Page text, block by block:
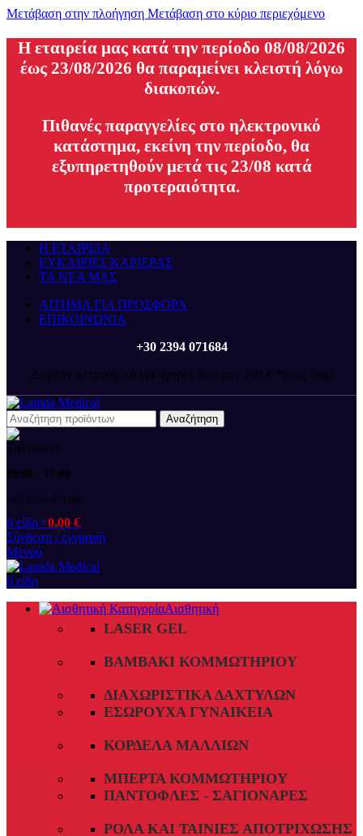
Μετάβαση στην πλοήγηση Μετάβαση στο κύριο περιεχόμενο
H εταιρεία μας κατά την περίοδο 08/08/2026
έως 23/08/2026 θα παραμείνει κλειστή λόγω
διακοπών.
Πιθανές παραγγελίες στο ηλεκτρονικό
κατάστημα, εκείνη την περίοδο, θα
εξυπηρετηθούν μετά τις 23/08 κατά
προτεραιότητα.
Η ΕΤΑΙΡΕΙΑ
ΕΥΚΑΙΡΙΕΣ ΚΑΡΙΕΡΑΣ
ΤΑ ΝΕΑ ΜΑΣ
ΑΙΤΗΜΑ ΓΙΑ ΠΡΟΣΦΟΡΑ
ΕΠΙΚΟΙΝΩΝΙΑ
+30 2394 071684
Δωρεάν μεταφορικά για αγορές άνω των 100 € *(εώς 5kg)
Αναζήτηση
09:00 - 17:00
+30 2394 071684
0 είδη / 0.00 €
Σύνδεση / εγγραφή
Μενού
0 είδη
Αισθητική
LASER GEL
ΒΑΜΒΆΚΙ ΚΟΜΜΩΤΗΡΊΟΥ
ΔΙΑΧΩΡΙΣΤΙΚΆ ΔΑΧΤΎΛΩΝ
ΕΣΏΡΟΥΧΑ ΓΥΝΑΙΚΕΊΑ
ΚΟΡΔΈΛΑ ΜΑΛΛΙΏΝ
ΜΠΈΡΤΑ ΚΟΜΜΩΤΗΡΊΟΥ
ΠΑΝΤΌΦΛΕΣ - ΣΑΓΙΟΝΆΡΕΣ
ΡΟΛΆ ΚΑΙ ΤΑΙΝΊΕΣ ΑΠΟΤΡΊΧΩΣΗΣ